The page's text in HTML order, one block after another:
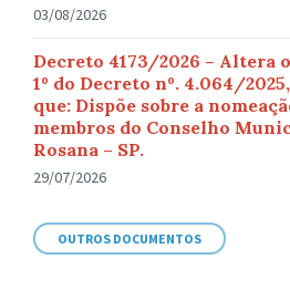
03/08/2026
Decreto 4173/2026 – Altera
1º do Decreto nº. 4.064/
que: Dispõe sobre a
membros do Conselho
Rosana – SP.
29/07/2026
OUTROS DOCUMENTOS